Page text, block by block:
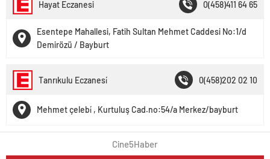
Hayat Eczanesi 0(458)411 64 65
Esentepe Mahallesi, Fatih Sultan Mehmet Caddesi No:1/d
Demirözü / Bayburt
Tanrıkulu Eczanesi̇ 0(458)202 02 10
Mehmet çelebi̇ , Kurtuluş Cad.no:54/a Merkez/bayburt
Cine5Haber